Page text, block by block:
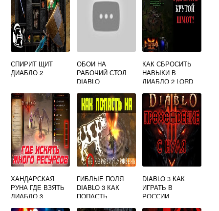
СПИРИТ ЩИТ
ДИАБЛО 2
ОБОИ НА
РАБОЧИЙ СТОЛ
DIABLO
КАК СБРОСИТЬ
НАВЫКИ В
ДИАБЛО 2 LORD
ХАНДАРСКАЯ
РУНА ГДЕ ВЗЯТЬ
ДИАБЛО 3
ГИБЛЫЕ ПОЛЯ
DIABLO 3 КАК
ПОПАСТЬ
DIABLO 3 КАК
ИГРАТЬ В
РОССИИ